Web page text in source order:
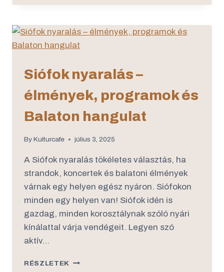
Siófok nyaralás –
élmények, programok és
Balaton hangulat
By Kulturcafe július 3, 2025
A Siófok nyaralás tökéletes választás, ha
strandok, koncertek és balatoni élmények
várnak egy helyen egész nyáron. Siófokon
minden egy helyen van! Siófok idén is
gazdag, minden korosztálynak szóló nyári
kínálattal várja vendégeit. Legyen szó
aktív…
RÉSZLETEK